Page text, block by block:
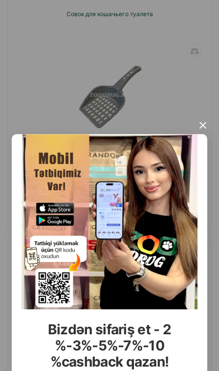
Bizdən sifariş et - 2
%-3%-5%-7%-10
%cashback qazan!
×
Совок для кошачьего туалета
(0 Отзывы)
Цена
Купить
2.00
КУПИТЬ
Лоток для кошек с бортиком и лопаткой. Цвет: Красный. Размер:
50х35 см.